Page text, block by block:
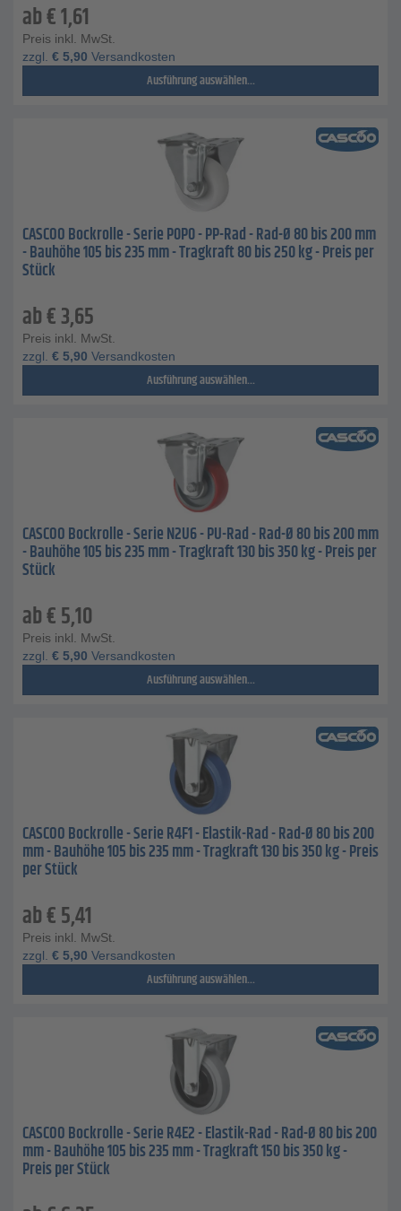
ab€1,61
Preis inkl. MwSt.
zzgl. € 5,90 Versandkosten
Ausführung auswählen...
CASCOO Bockrolle - Serie P0P0 - PP-Rad - Rad-Ø 80 bis 200 mm
- Bauhöhe 105 bis 235 mm - Tragkraft 80 bis 250 kg - Preis per
Stück
ab€3,65
Preis inkl. MwSt.
zzgl. € 5,90 Versandkosten
Ausführung auswählen...
CASCOO Bockrolle - Serie N2U6 - PU-Rad - Rad-Ø 80 bis 200 mm
- Bauhöhe 105 bis 235 mm - Tragkraft 130 bis 350 kg - Preis per
Stück
ab€5,10
Preis inkl. MwSt.
zzgl. € 5,90 Versandkosten
Ausführung auswählen...
CASCOO Bockrolle - Serie R4F1 - Elastik-Rad - Rad-Ø 80 bis 200
mm - Bauhöhe 105 bis 235 mm - Tragkraft 130 bis 350 kg - Preis
per Stück
ab€5,41
Preis inkl. MwSt.
zzgl. € 5,90 Versandkosten
Ausführung auswählen...
CASCOO Bockrolle - Serie R4E2 - Elastik-Rad - Rad-Ø 80 bis 200
mm - Bauhöhe 105 bis 235 mm - Tragkraft 150 bis 350 kg -
Preis per Stück